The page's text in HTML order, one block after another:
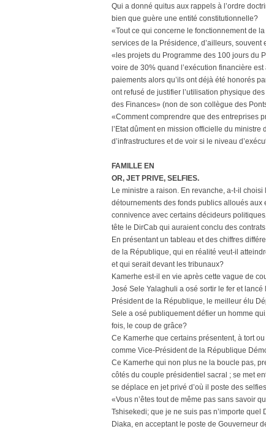
Qui a donné quitus aux rappels à l’ordre
bien que guère une entité constitutionnelle?
«Tout ce qui concerne le fonctionnement de
services de la Présidence, d’ailleurs,
«les projets du Programme des 100 jours du
voire de 30% quand l’exécution financière
paiements alors qu’ils ont déjà été honorés
ont refusé de justifier l’utilisation physique
des Finances» (non de son collègue des
«Comment comprendre que des entreprises
l’Etat dûment en mission officielle du
d’infrastructures et de voir si le niveau
FAMILLE EN
OR, JET PRIVE, SELFIES.
Le ministre a raison. En revanche, a-t-il
détournements des fonds publics alloués aux
connivence avec certains décideurs
tête le DirCab qui auraient conclu des
En présentant un tableau et des chiffres
de la République, qui en réalité veut-il
et qui serait devant les tribunaux?
Kamerhe est-il en vie après cette vague de
José Sele Yalaghuli a osé sortir le fer et
Président de la République, le meilleur élu
Sele a osé publiquement défier un homme
fois, le coup de grâce?
Ce Kamerhe que certains présentent, à tort
comme Vice-Président de la République
Ce Kamerhe qui non plus ne la boucle pas,
côtés du couple présidentiel sacral ; se met
se déplace en jet privé d’où il poste des
«Vous n’êtes tout de même pas sans savoir
Tshisekedi; que je ne suis pas n’importe
Diaka, en acceptant le poste de Gouverneur